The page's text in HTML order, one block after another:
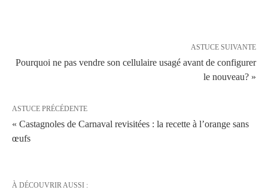
ASTUCE SUIVANTE
Pourquoi ne pas vendre son cellulaire usagé avant de configurer
le nouveau? »
ASTUCE PRÉCÉDENTE
« Castagnoles de Carnaval revisitées : la recette à l’orange sans
œufs
À DÉCOUVRIR AUSSI :